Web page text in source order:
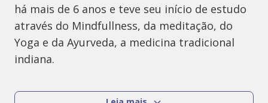
há mais de 6 anos e teve seu início de estudo
através do Mindfullness, da meditação, do
Yoga e da Ayurveda, a medicina tradicional
indiana.
Desde pequena, escreve textos e poesias com